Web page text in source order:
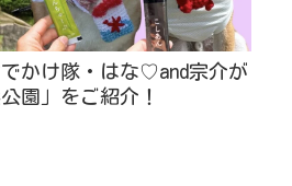
かけ隊・はな♡and宗介が
園」をご紹介！